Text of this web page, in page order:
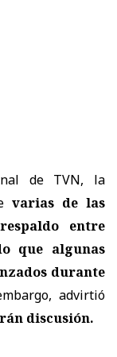
de TVN, la
varias de las
entre
que algunas
durante
advirtió
discusión.